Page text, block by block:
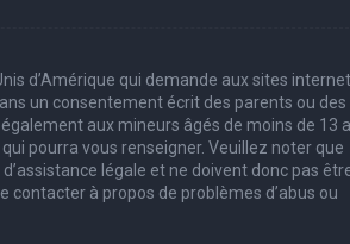
d’Amérique qui demande aux sites internet
un consentement écrit des parents ou des
aux mineurs âgés de moins de 13
pourra vous renseigner. Veuillez noter que
légale et ne doivent donc pas
contacter à propos de problèmes d’abus ou